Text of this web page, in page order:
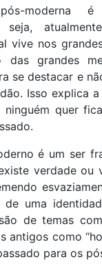
moderna é
seja,
vive nos
grandes
se destacar e
Isso explica
ninguém quer
é um ser
verdade ou
uma
de temas
antigos como
para os